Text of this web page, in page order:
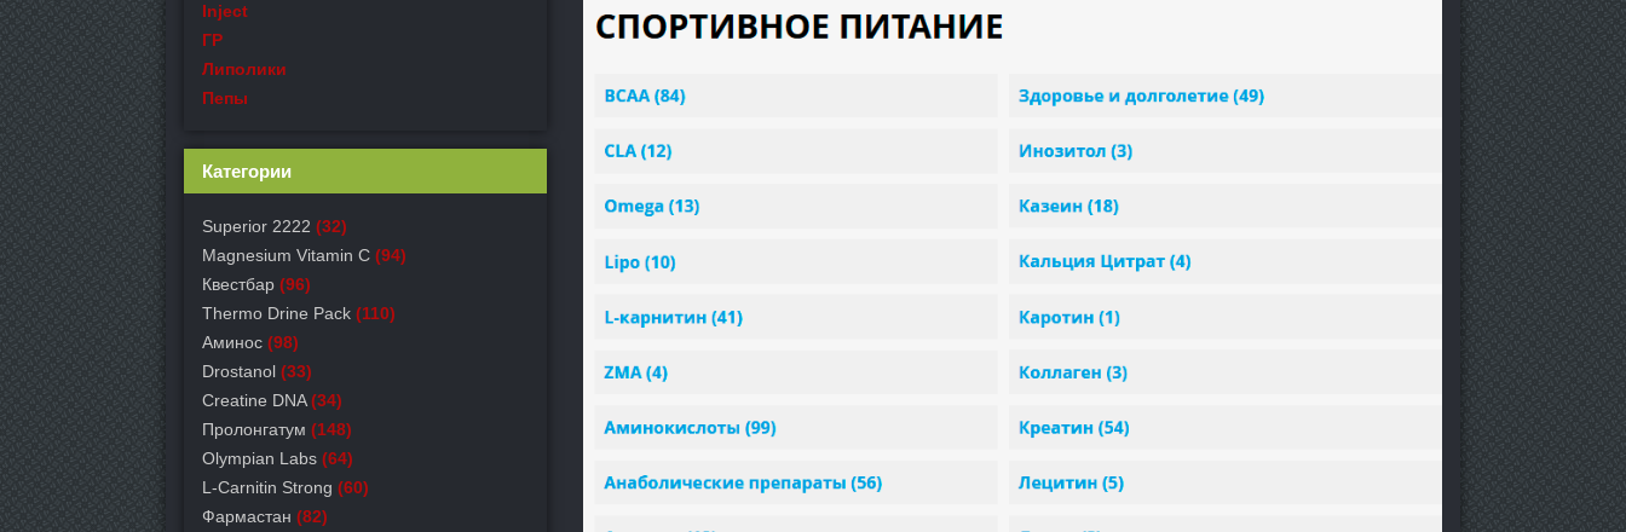
Inject
ГР
Липолики
Пепы
Категории
Superior 2222 (32)
Magnesium Vitamin C (94)
Квестбар (96)
Thermo Drine Pack (110)
Аминос (98)
Drostanol (33)
Creatine DNA (34)
Пролонгатум (148)
Olympian Labs (64)
L-Carnitin Strong (60)
Фармастан (82)